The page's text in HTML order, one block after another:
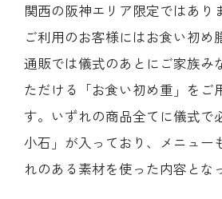
関西の阪神エリア限定ではあり
ご利用のお客様にはお食い初め
通販では儀式のあとにご家族み
ただける「お食い初め重」をご
す。いずれの商品全てに儀式で
小石」が入っており、メニュー
れのある素材を使った内容とな